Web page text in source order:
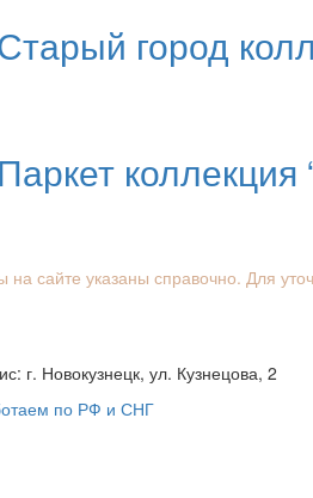
город
коллекция
на сайте указаны справочно. Для
г. Новокузнецк, ул. Кузнецова, 2
по РФ и СНГ